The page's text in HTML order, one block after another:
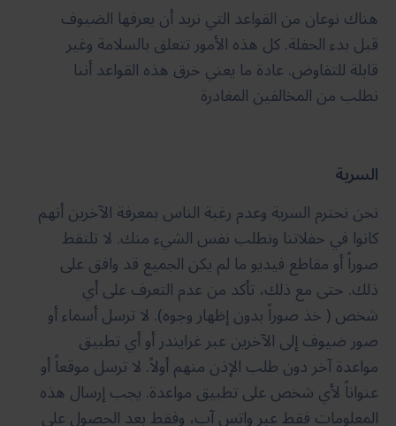
هناك نوعان من القواعد التي نريد أن يعرفها الضيوف
قبل بدء الحفلة. كل هذه الأمور تتعلق بالسلامة وغير
قابلة للتفاوض. عادة ما يعني خرق هذه القواعد أننا
نطلب من المخالفين المغادرة
السرية
نحن نحترم السرية وعدم رغبة الناس بمعرفة الآخرين أنهم
كانوا في حفلاتنا ونطلب نفس الشيء منك. لا تلتقط
صوراً أو مقاطع فيديو ما لم يكن الجميع قد وافق على
ذلك. حتى مع ذلك، تأكد من عدم التعرف على أي
شخص ( خذ صوراً بدون إظهار وجوه). لا ترسل أسماء أو
صور ضيوف إلى الآخرين عبر غرايندر أو أي تطبيق
مواعدة آخر دون طلب الإذن منهم أولاً. لا ترسل موقعاً أو
عنواناً لأي شخص على تطبيق مواعدة. يجب إرسال هذه
المعلومات فقط عبر واتس آب، وفقط بعد الحصول على